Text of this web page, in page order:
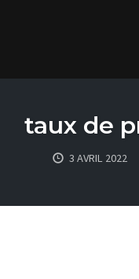
taux de
3 AVRIL 2022